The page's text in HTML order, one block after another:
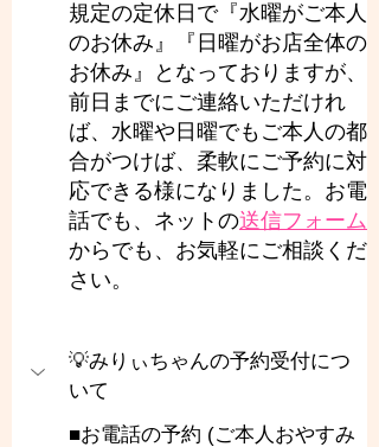
規定の定休日で『水曜がご本人
のお休み』『日曜がお店全体の
お休み』となっておりますが、
前日までにご連絡いただけれ
ば、水曜や日曜でもご本人の都
合がつけば、柔軟にご予約に対
応できる様になりました。お電
話でも、ネットの送信フォーム
からでも、お気軽にご相談くだ
さい。
💡みりぃちゃんの予約受付につ
いて
■お電話の予約 (ご本人おやすみ